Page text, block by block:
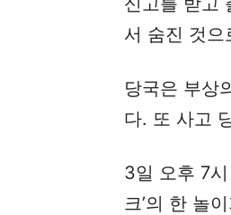
서 숨진 것으
당국은 부상
다. 또 사고
3일 오후 7
크’의 한 놀